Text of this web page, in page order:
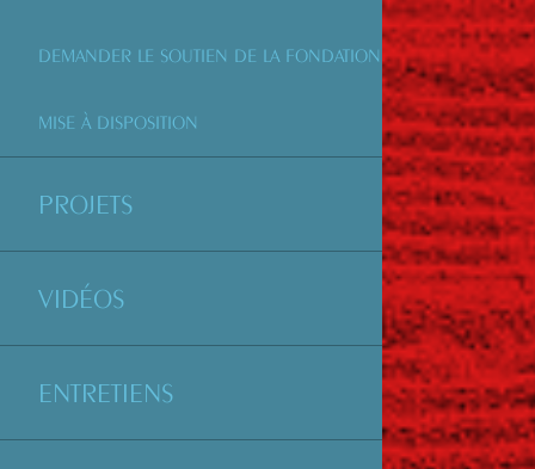
DEMANDER LE SOUTIEN DE LA FONDATION
MISE À DISPOSITION
PROJETS
VIDÉOS
ENTRETIENS